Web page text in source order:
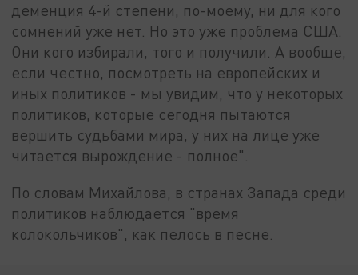
деменция 4-й степени, по-моему, ни для кого
сомнений уже нет. Но это уже проблема США.
Они кого избирали, того и получили. А вообще,
если честно, посмотреть на европейских и
иных политиков - мы увидим, что у некоторых
политиков, которые сегодня пытаются
вершить судьбами мира, у них на лице уже
читается вырождение - полное".
По словам Михайлова, в странах Запада среди
политиков наблюдается "время
колокольчиков", как пелось в песне.